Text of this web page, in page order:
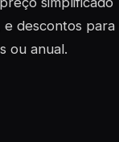
descontos para
ou anual.